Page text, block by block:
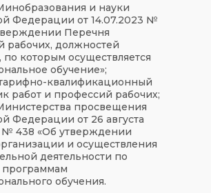
и науки
Федерации от 14.07.2023 №
Перечня
рабочих, должностей
которым осуществляется
обучение»;
квалификационный
работ и профессий рабочих;
просвещения
Федерации от 26 августа
№ 438 «Об утверждении
и осуществления
деятельности по
обучения.